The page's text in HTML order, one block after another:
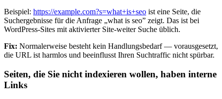
Beispiel: https://example.com?s=what+is+seo ist eine Seite, die
Suchergebnisse für die Anfrage „what is seo” zeigt. Das ist bei
WordPress-Sites mit aktivierter Site-weiter Suche üblich.
Fix: Normalerweise besteht kein Handlungsbedarf — vorausgesetzt,
die URL ist harmlos und beeinflusst Ihren Suchtraffic nicht spürbar.
Seiten, die Sie nicht indexieren wollen, haben interne
Links